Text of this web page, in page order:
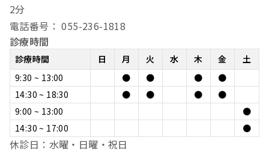
2分
電話番号： 055-236-1818
診療時間
診療時間 日 月 火 水 木 金
土
9:30 ~ 13:00
● ● ●
●
14:30 ~ 18:30
● ● ●
●
9:00 ~ 13:00
●
14:30 ~ 17:00
●
休診日：水曜・日曜・祝日